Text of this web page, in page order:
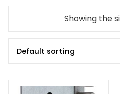
Showing the